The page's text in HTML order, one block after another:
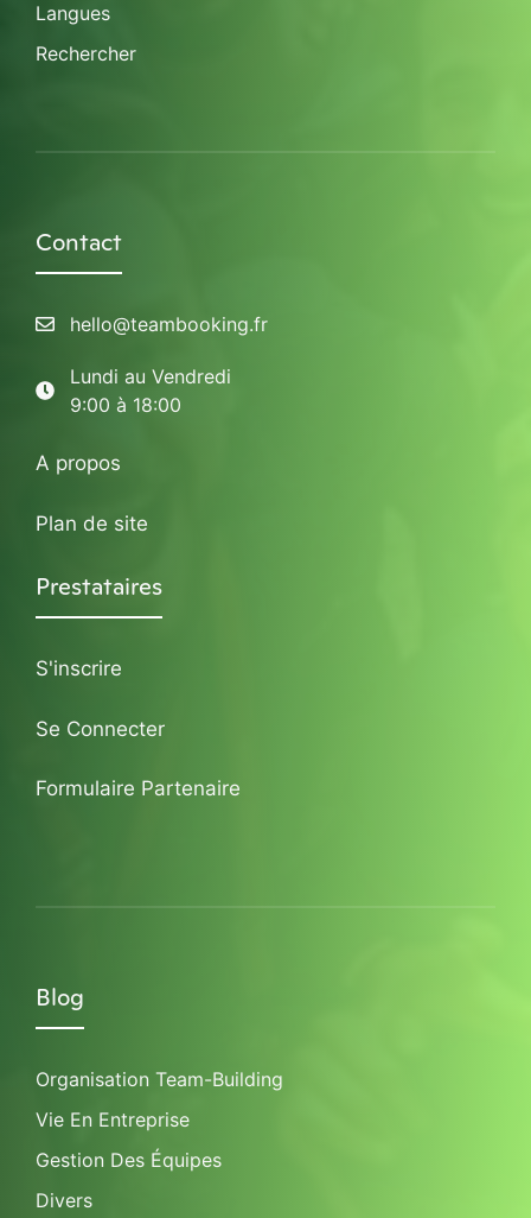
Langues
Rechercher
Contact
hello@teambooking.fr
Lundi au Vendredi
9:00 à 18:00
A propos
Plan de site
Prestataires
S'inscrire
Se Connecter
Formulaire Partenaire
Blog
Organisation Team-Building
Vie En Entreprise
Gestion Des Équipes
Divers